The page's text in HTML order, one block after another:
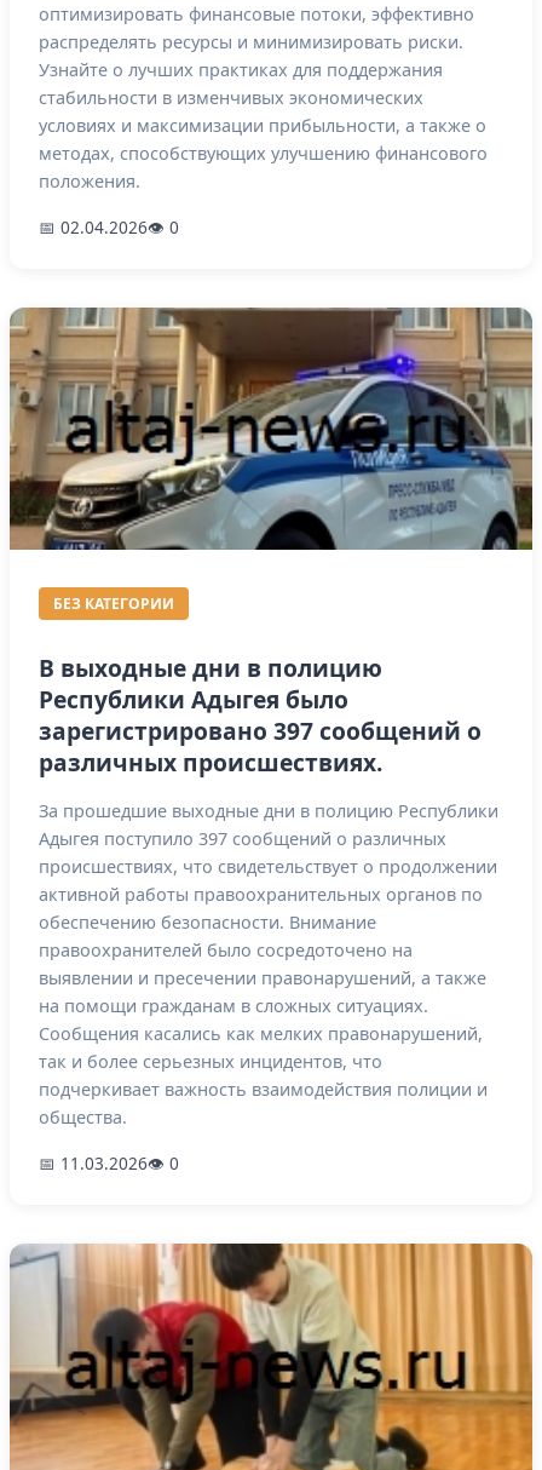
оптимизировать финансовые потоки, эффективно
распределять ресурсы и минимизировать риски.
Узнайте о лучших практиках для поддержания
стабильности в изменчивых экономических
условиях и максимизации прибыльности, а также о
методах, способствующих улучшению финансового
положения.
📅 02.04.2026👁 0
БЕЗ КАТЕГОРИИ
В выходные дни в полицию
Республики Адыгея было
зарегистрировано 397 сообщений о
различных происшествиях.
За прошедшие выходные дни в полицию Республики
Адыгея поступило 397 сообщений о различных
происшествиях, что свидетельствует о продолжении
активной работы правоохранительных органов по
обеспечению безопасности. Внимание
правоохранителей было сосредоточено на
выявлении и пресечении правонарушений, а также
на помощи гражданам в сложных ситуациях.
Сообщения касались как мелких правонарушений,
так и более серьезных инцидентов, что
подчеркивает важность взаимодействия полиции и
общества.
📅 11.03.2026👁 0